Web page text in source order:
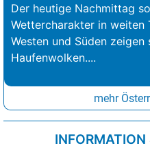
Der heutige Nachmittag
Wettercharakter in weiten
Westen und Süden
Haufenwolken....
mehr